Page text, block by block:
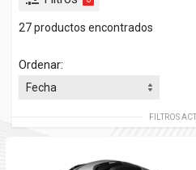
27 productos encontrados
Ordenar:
FILTROS